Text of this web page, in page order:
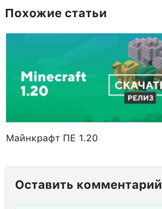
Похожие статьи
Майнкрафт ПЕ 1.20
Оставить комментарий